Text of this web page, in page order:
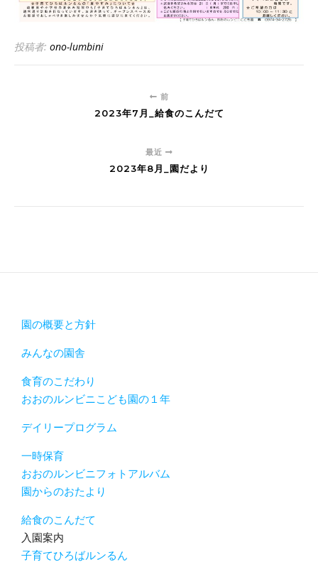
投稿者: ono-lumbini
前
2023年7月_給食のこんだて
最近
2023年8月_園だより
園の概要と方針
みんなの園舎
食育のこだわり
おおのルンビニこども園の１年
デイリープログラム
一時保育
おおのルンビニフォトアルバム
園からのおたより
給食のこんだて
入園案内
子育てひろばルンるん